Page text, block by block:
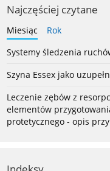
Najczęściej czytane
Miesiąc
Rok
Systemy śledzenia
Szyna Essex jako
Leczenie zębów z
elementów
protetycznego - opis